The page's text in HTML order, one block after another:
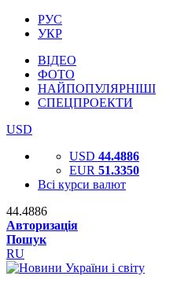
РУС
УКР
ВІДЕО
ФОТО
НАЙПОПУЛЯРНІШІ
СПЕЦПРОЕКТИ
USD
USD 44.4886
EUR 51.3350
Всі курси валют
44.4886
Авторизація
Пошук
RU